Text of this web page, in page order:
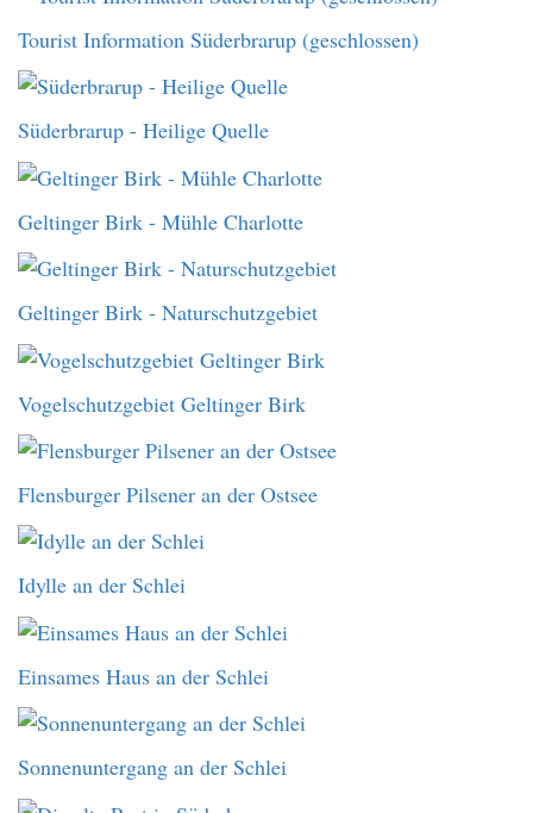
Tourist Information Süderbrarup (geschlossen)
Süderbrarup - Heilige Quelle
Geltinger Birk - Mühle Charlotte
Geltinger Birk - Naturschutzgebiet
Vogelschutzgebiet Geltinger Birk
Flensburger Pilsener an der Ostsee
Idylle an der Schlei
Einsames Haus an der Schlei
Sonnenuntergang an der Schlei